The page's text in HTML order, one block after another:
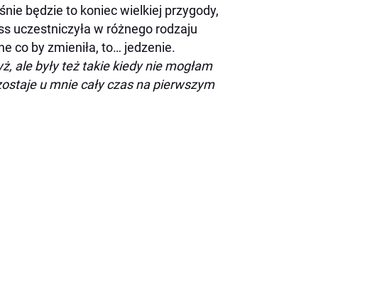
będzie to koniec wielkiej przygody,
uczestniczyła w różnego rodzaju
co by zmieniła, to… jedzenie.
ale były też takie kiedy nie mogłam
u mnie cały czas na pierwszym